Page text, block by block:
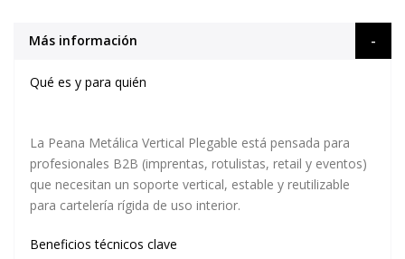
Más información
Qué es y para quién
La Peana Metálica Vertical Plegable está pensada para
profesionales B2B (imprentas, rotulistas, retail y eventos)
que necesitan un soporte vertical, estable y reutilizable
para cartelería rígida de uso interior.
Beneficios técnicos clave